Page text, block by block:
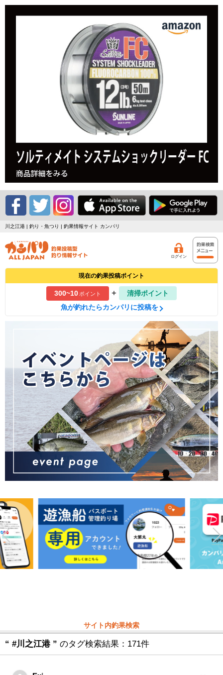
川之江港 | 釣り・魚つり | 釣果情報サイト カンパリ
ログイン
現在の釣果投稿ポイント
300~10ポイント +
清掃ポイント
魚が釣れたらカンパリに投稿を
サイト内釣果検索
“ #川之江港 ” のタグ検索結果：171件